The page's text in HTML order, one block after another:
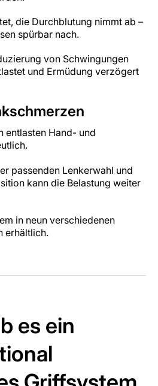
die Durchblutung nimmt ab –
spürbar nach.
von Schwingungen
und Ermüdung verzögert
entlasten Hand- und
passenden Lenkerwahl und
kann die Belastung weiter
in neun verschiedenen
erhältlich.
es ein